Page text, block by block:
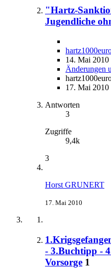
"Hartz-
Jugendliche
14. Mai 2010
Änderungen
17. Mai 2010
Antworten
3
Zugriffe
9,4k
3
Horst GRUNERT
17. Mai 2010
- 3.Buchtipp -
Vorsorge 1